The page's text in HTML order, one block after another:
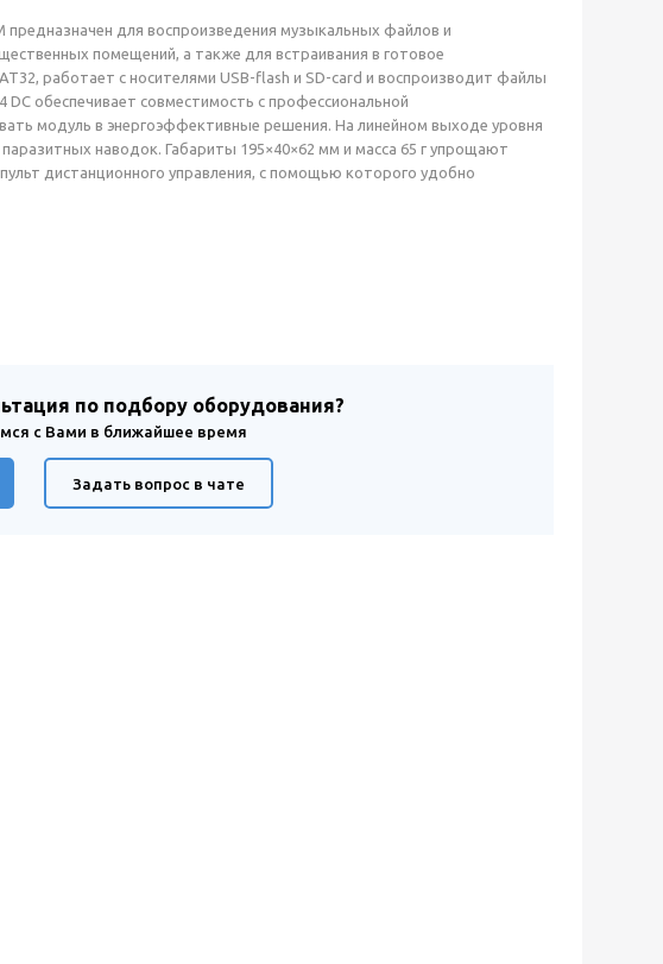
для воспроизведения музыкальных файлов и
помещений, а также для встраивания в готовое
работает с носителями USB-flash и SD-card и воспроизводит файлы
обеспечивает совместимость с профессиональной
модуль в энергоэффективные решения. На линейном выходе уровня
наводок. Габариты 195×40×62 мм и масса 65 г упрощают
дистанционного управления, с помощью которого удобно
по подбору оборудования?
с Вами в ближайшее время
Задать вопрос в чате